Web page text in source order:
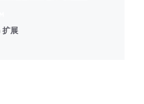
扩展